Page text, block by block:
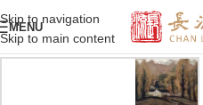
Skip to navigation
Skip to main content
MENU